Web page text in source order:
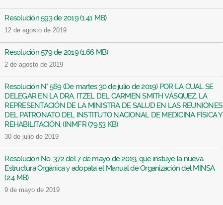
Resolución 593 de 2019 (1.41 MB)
12 de agosto de 2019
Resolución 579 de 2019 (1.66 MB)
2 de agosto de 2019
Resolución N° 569 (De martes 30 de julio de 2019) POR LA CUAL SE
DELEGAR EN LA DRA. ITZEL DEL CARMEN SMITH VÁSQUEZ, LA
REPRESENTACIÓN DE LA MINISTRA DE SALUD EN LAS REUNIONES
DEL PATRONATO DEL INSTITUTO NACIONAL DE MEDICINA FÍSICA Y
REHABILITACIÓN, (INMFR (79.53 KB)
30 de julio de 2019
Resolución No. 372 del 7 de mayo de 2019, que instuye la nueva
Estructura Orgánica y adopata el Manual de Organización del MINSA
(2.4 MB)
9 de mayo de 2019